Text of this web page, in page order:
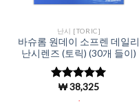
난시 [TORIC]
바슈롬 원데이 소프렌 데일리
난시렌즈 (토릭) (30개 들이)
5 중에서
로 평
₩38,325